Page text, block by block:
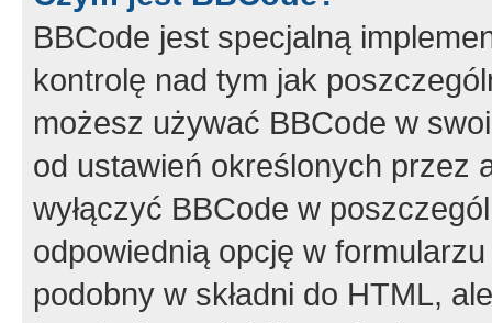
BBCode jest specjalną
kontrolę nad tym jak
możesz używać BBCode w
od ustawień określonych przez
wyłączyć BBCode w
odpowiednią opcję w
podobny w składni do HTML,